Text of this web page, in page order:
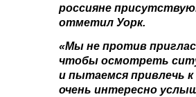
россияне
отметил Уорк.
«Мы не против
чтобы осмотреть
и пытаемся привлечь
очень интересно